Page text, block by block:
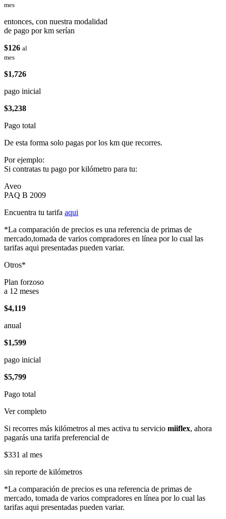
mes
entonces, con nuestra modalidad
de pago por km serían
$126 al
mes
$1,726
pago inicial
$3,238
Pago total
De esta forma solo pagas por los km que recorres.
Por ejemplo:
Si contratas tu pago por kilómetro para tu:
Aveo
PAQ B 2009
Encuentra tu tarifa aqui
*La comparación de precios es una referencia de primas de
mercado,tomada de varios compradores en línea por lo cual las
tarifas aqui presentadas pueden variar.
Otros*
Plan forzoso
a 12 meses
$4,119
anual
$1,599
pago inicial
$5,799
Pago total
Ver completo
Si recorres más kilómetros al mes activa tu servicio miiflex, ahora
pagarás una tarifa preferencial de
$331 al mes
sin reporte de kilómetros
*La comparación de precios es una referencia de primas de
mercado, tomada de varios compradores en línea por lo cual las
tarifas aqui presentadas pueden variar.